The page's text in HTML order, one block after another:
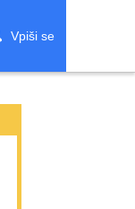
Vpiši se